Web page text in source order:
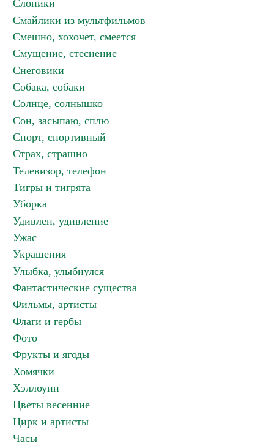
Слоники
Смайлики из мультфильмов
Смешно, хохочет, смеется
Смущение, стеснение
Снеговики
Собака, собаки
Солнце, солнышко
Сон, засыпаю, сплю
Спорт, спортивный
Страх, страшно
Телевизор, телефон
Тигры и тигрята
Уборка
Удивлен, удивление
Ужас
Украшения
Улыбка, улыбнулся
Фантастические существа
Фильмы, артисты
Флаги и гербы
Фото
Фрукты и ягоды
Хомячки
Хэллоуин
Цветы весенние
Цирк и артисты
Часы